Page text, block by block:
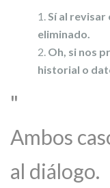
Sí al
eliminado.
Oh, si nos
historial o
Ambos
al diálogo.